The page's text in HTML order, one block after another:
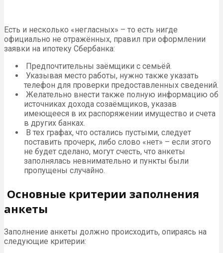
Есть и несколько «негласных» – то есть нигде
официально не отражённых, правил при оформлении
заявки на ипотеку Сбербанка:
Предпочтительны заёмщики с семьёй.
Указывая место работы, нужно также указать
телефон для проверки предоставленных сведений.
Желательно внести также полную информацию об
источниках дохода созаёмщиков, указав
имеющееся в их распоряжении имущество и счета
в других банках.
В тех графах, что остались пустыми, следует
поставить прочерк, либо слово «нет» – если этого
не будет сделано, могут счесть, что анкеты
заполнялась невнимательно и пункты были
пропущены случайно.
Основные критерии заполнения
анкеты
Заполнение анкеты должно происходить, опираясь на
следующие критерии: